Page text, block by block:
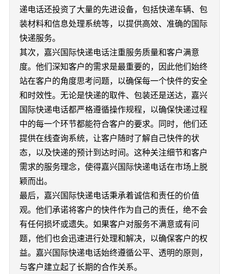
递电话还投资了大量的先进设备，包括快递车辆、包
装材料和信息处理系统等，以提供高效、准确的国际
快递服务。
其次，嘉兴国际快递电话注重服务质量和客户满意
度。他们深知客户的需求是最重要的，因此他们始终
站在客户的角度思考问题，以确保每一个快件的安全
和时效性。无论是快递的取件、包装还是送达，嘉兴
国际快递电话都严格遵循操作规程，以确保快递过程
中的每一个环节都能符合客户的要求。同时，他们还
提供在线查询系统，让客户随时了解自己快件的状
态，以及快递的预计到达时间。这种关注细节和客户
需求的服务理念，使得嘉兴国际快递电话在市场上脱
颖而出。
最后，嘉兴国际快递电话秉承着诚信和责任的价值
观。他们承诺将客户的快件作为自己的责任，绝不会
有任何损坏或遗失。如果客户对服务不满意或有问
题，他们也会迅速进行处理和解决，以确保客户的权
益。嘉兴国际快递电话始终遵循公平、透明的原则，
与客户建立起了长期的合作关系。